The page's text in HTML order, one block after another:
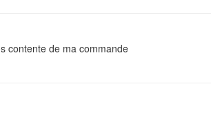
contente de ma commande